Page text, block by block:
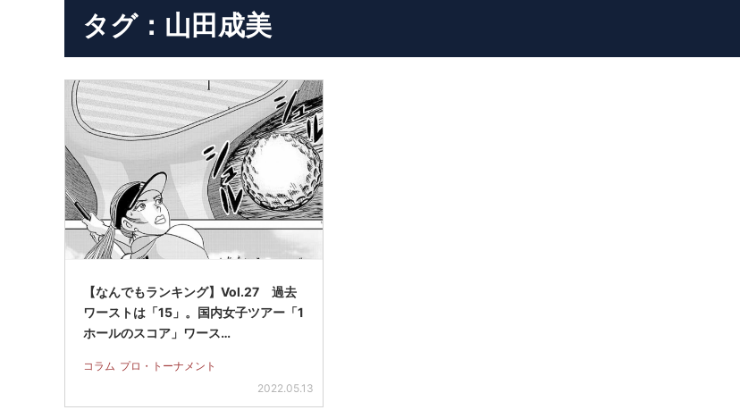
タグ：山田成美
【なんでもランキング】Vol.27 過去
ワーストは「15」。国内女子ツアー「1
ホールのスコア」ワース…
コラム プロ・トーナメント
2022.05.13